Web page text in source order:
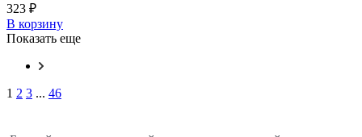
323 ₽
В корзину
Показать еще
1 2 3 ... 46